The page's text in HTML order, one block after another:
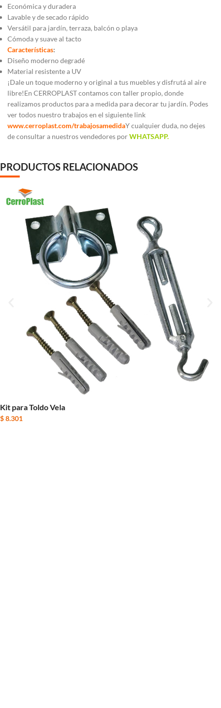
Económica y duradera
Lavable y de secado rápido
Versátil para jardín, terraza, balcón o playa
Cómoda y suave al tacto
Características:
Diseño moderno degradé
Material resistente a UV
¡Dale un toque moderno y original a tus muebles y disfrutá al aire
libre!En CERROPLAST contamos con taller propio, donde
realizamos productos para a medida para decorar tu jardín. Podes
ver todos nuestro trabajos en el siguiente link
www.cerroplast.com/trabajosamedidaY cualquier duda, no dejes
de consultar a nuestros vendedores porWHATSAPP.
PRODUCTOS RELACIONADOS
Kit para Toldo Vela
$8.301